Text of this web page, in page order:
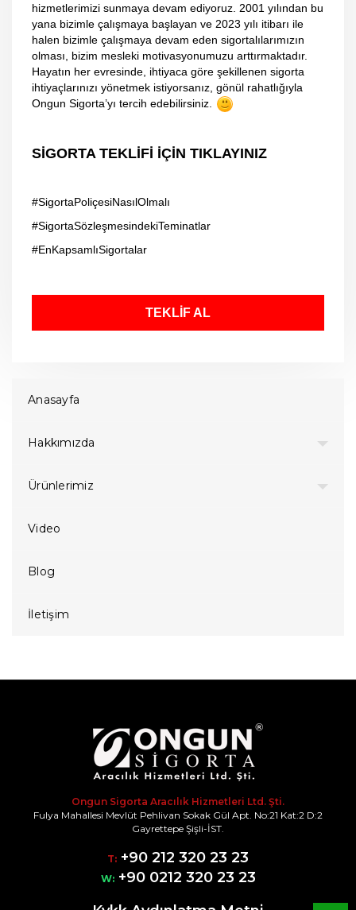
hizmetlerimizi sunmaya devam ediyoruz. 2001 yılından bu
yana bizimle çalışmaya başlayan ve 2023 yılı itibarı ile
halen bizimle çalışmaya devam eden sigortalılarımızın
olması, bizim mesleki motivasyonumuzu arttırmaktadır.
Hayatın her evresinde, ihtiyaca göre şekillenen sigorta
ihtiyaçlarınızı yönetmek istiyorsanız, gönül rahatlığıyla
Ongun Sigorta’yı tercih edebilirsiniz.
SİGORTA TEKLİFİ İÇİN TIKLAYINIZ
#SigortaPoliçesiNasılOlmalı
#SigortaSözleşmesindekiTeminatlar
#EnKapsamlıSigortalar
TEKLİF AL
Anasayfa
Hakkımızda
Ürünlerimiz
Video
Blog
İletişim
Ongun Sigorta Aracılık Hizmetleri Ltd. Şti.
Fulya Mahallesi Mevlüt Pehlivan Sokak Gül Apt. No:21 Kat:2 D:2
Gayrettepe Şişli-İST.
T: +90 212 320 23 23
W:+90 0212 320 23 23